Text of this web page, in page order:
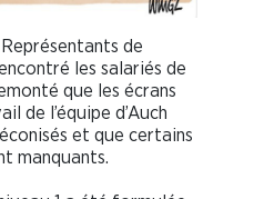
de
les salariés de
que les écrans
de l’équipe d’Auch
et que certains
manquants.